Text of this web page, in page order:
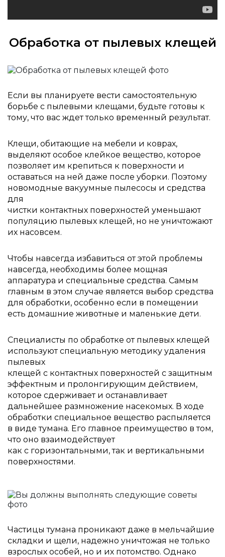
Обработка от пылевых клещей
Если вы планируете вести самостоятельную
борьбе с пылевыми клещами, будьте готовы к
тому, что вас ждет только временный результат.
Клещи, обитающие на мебели и коврах,
выделяют особое клейкое вещество, которое
позволяет им крепиться к поверхности и
оставаться на ней даже после уборки. Поэтому
новомодные вакуумные пылесосы и средства
для
чистки контактных поверхностей уменьшают
популяцию пылевых клещей, но не уничтожают
их насовсем.
Чтобы навсегда избавиться от этой проблемы
навсегда, необходимы более мощная
аппаратура и специальные средства. Самым
главным в этом случае является выбор средства
для обработки, особенно если в помещении
есть домашние животные и маленькие дети.
Специалисты по обработке от пылевых клещей
используют специальную методику удаления
пылевых
клещей с контактных поверхностей с защитным
эффектным и пролонгирующим действием,
которое сдерживает и останавливает
дальнейшее размножение насекомых. В ходе
обработки специальное вещество распыляется
в виде тумана. Его главное преимущество в том,
что оно взаимодействует
как с горизонтальными, так и вертикальными
поверхностями.
Частицы тумана проникают даже в мельчайшие
складки и щели, надежно уничтожая не только
взрослых особей, но и их потомство. Однако